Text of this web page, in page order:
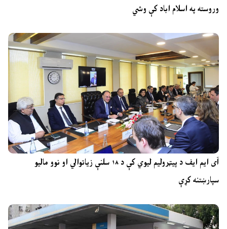
وروسته په اسلام اباد کې وشي
آی ایم ایف د پیټرولیم لیوي کې د ۱۸ سلنې زیاتوالي او نوو مالیو
سپارښتنه کړې